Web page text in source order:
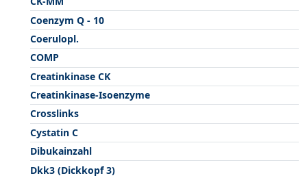
Coenzym Q - 10
Coerulopl.
COMP
Creatinkinase CK
Creatinkinase-Isoenzyme
Crosslinks
Cystatin C
Dibukainzahl
Dkk3 (Dickkopf 3)